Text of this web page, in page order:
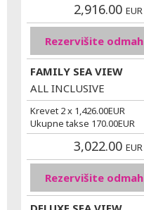
2,916.00 EUR
Rezervišite odmah
FAMILY SEA VIEW
ALL INCLUSIVE
Krevet 2 x 1,426.00EUR
Ukupne takse 170.00EUR
3,022.00 EUR
Rezervišite odmah